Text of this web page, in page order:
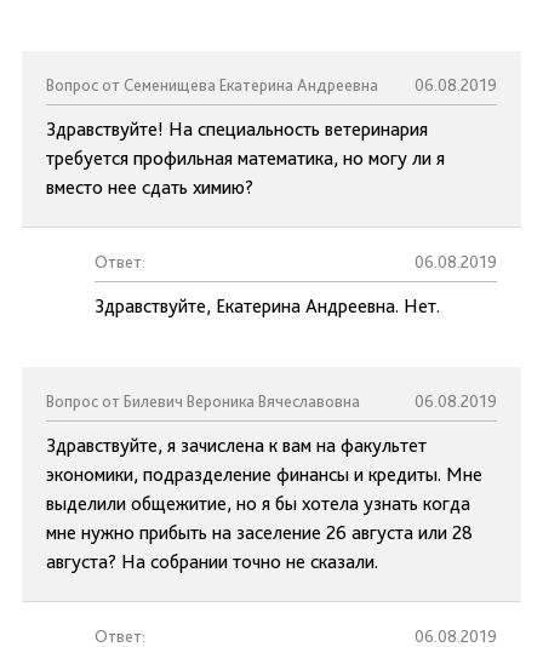
Вопрос от Семенищева Екатерина Андреевна 06.08.2019
Здравствуйте! На специальность ветеринария
требуется профильная математика, но могу ли я
вместо нее сдать химию?
Ответ: 06.08.2019
Здравствуйте, Екатерина Андреевна. Нет.
Вопрос от Билевич Вероника Вячеславовна 06.08.2019
Здравствуйте, я зачислена к вам на факультет
экономики, подразделение финансы и кредиты. Мне
выделили общежитие, но я бы хотела узнать когда
мне нужно прибыть на заселение 26 августа или 28
августа? На собрании точно не сказали.
Ответ: 06.08.2019